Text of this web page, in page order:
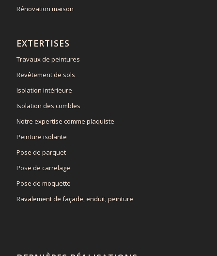
Rénovation maison
EXTERTISES
Travaux de peintures
Revêtement de sols
Isolation intérieure
Isolation des combles
Notre expertise comme plaquiste
Peinture isolante
Pose de parquet
Pose de carrelage
Pose de moquette
Ravalement de façade, enduit, peinture